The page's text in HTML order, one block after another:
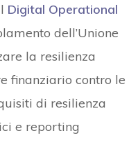
Digital Operational
dell’Unione
la resilienza
finanziario contro le
di resilienza
e reporting